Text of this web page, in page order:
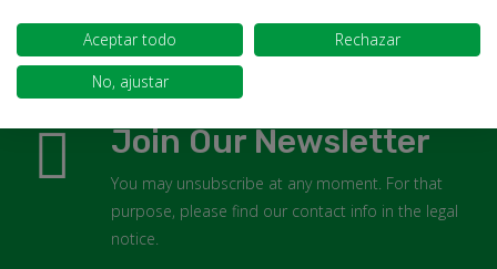
FARMACIA
Join Our Newsletter
You may unsubscribe at any moment. For that
purpose, please find our contact info in the legal
notice.
Aceptar todo
Rechazar
No, ajustar
Cancel Sign in